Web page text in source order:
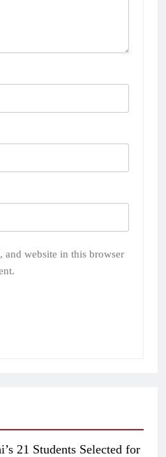
and website in this browser
21 Students Selected for